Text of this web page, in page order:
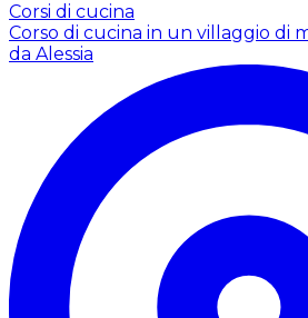
Corsi di cucina
Corso di cucina in un villaggio di
da Alessia